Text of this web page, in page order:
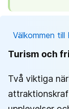
Välkommen till
Turism och
Två viktiga